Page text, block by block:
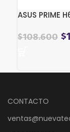
ASUS PRIME
$108.600 $
CONTACTO